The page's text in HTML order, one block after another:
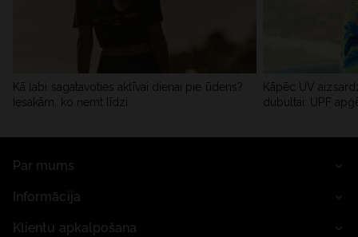
Kā labi sagatavoties aktīvai dienai pie ūdens?
Iesakām, ko ņemt līdzi
Kāpēc UV
dubultai: UPF
Par mums
Informācija
Klientu apkalpošana